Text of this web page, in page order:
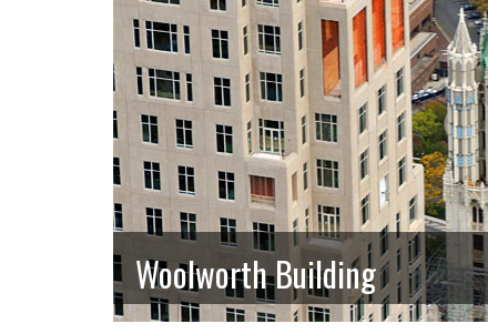
Woolworth Building